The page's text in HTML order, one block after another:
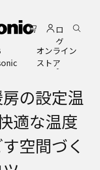
ロ
グ
イ
ン
オンライン
ストア
の設定温
適な温度
空間づく